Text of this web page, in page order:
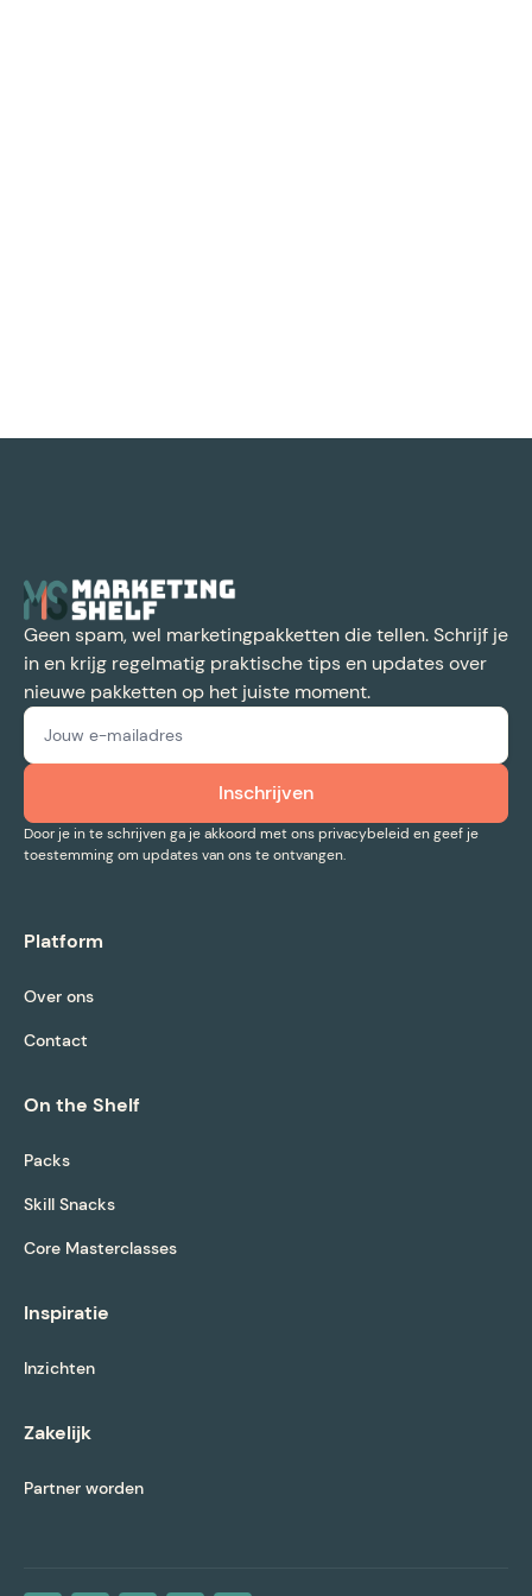
Geen spam, wel marketingpakketten die tellen. Schrijf je
in en krijg regelmatig praktische tips en updates over
nieuwe pakketten op het juiste moment.
Door je in te schrijven ga je akkoord met ons privacybeleid en geef je
toestemming om updates van ons te ontvangen.
Platform
Over ons
Contact
On the Shelf
Packs
Skill Snacks
Core Masterclasses
Inspiratie
Inzichten
Zakelijk
Partner worden